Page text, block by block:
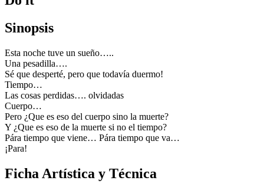
Sinopsis
Esta noche tuve un sueño…..
Una pesadilla….
Sé que desperté, pero que todavía duermo!
Tiempo…
Las cosas perdidas…. olvidadas
Cuerpo…
Pero ¿Que es eso del cuerpo sino la muerte?
Y ¿Que es eso de la muerte si no el tiempo?
Pára tiempo que viene… Pára tiempo que va…
¡Para!
Ficha Artística y Técnica